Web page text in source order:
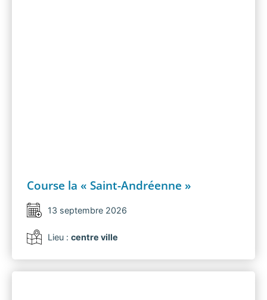
Course la « Saint-Andréenne »
13 septembre 2026
Lieu : centre ville